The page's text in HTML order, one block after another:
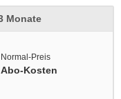
Monate
Normal-Preis
Abo‑Kosten